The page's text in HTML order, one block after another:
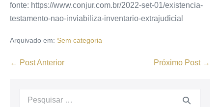
fonte: https://www.conjur.com.br/2022-set-01/existencia-
testamento-nao-inviabiliza-inventario-extrajudicial
Arquivado em: Sem categoria
← Post Anterior Próximo Post →